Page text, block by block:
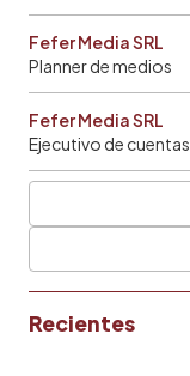
Fefer Media SRL
Planner de medios
Fefer Media SRL
Ejecutivo de cuentas
Recientes